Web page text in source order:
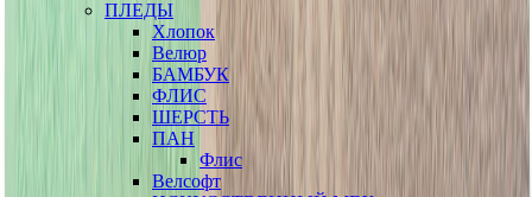
ПЛЕДЫ
Хлопок
Велюр
БАМБУК
ФЛИС
ШЕРСТЬ
ПАН
Флис
Велсофт